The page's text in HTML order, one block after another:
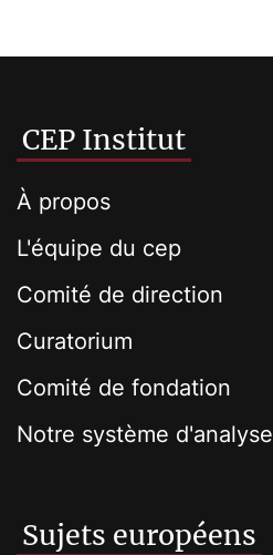
CEP Institut
À propos
L'équipe du cep
Comité de direction
Curatorium
Comité de fondation
Notre système d'analyse
Sujets européens